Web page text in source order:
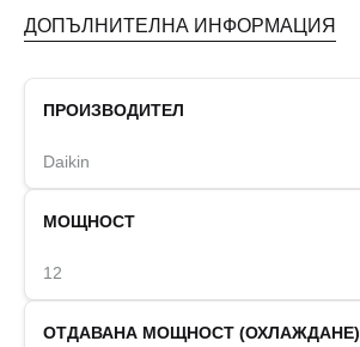
ДОПЪЛНИТЕЛНА ИНФОРМАЦИЯ
ПРОИЗВОДИТЕЛ
Daikin
МОЩНОСТ
12
ОТДАВАНА МОЩНОСТ (ОХЛАЖДАНЕ)